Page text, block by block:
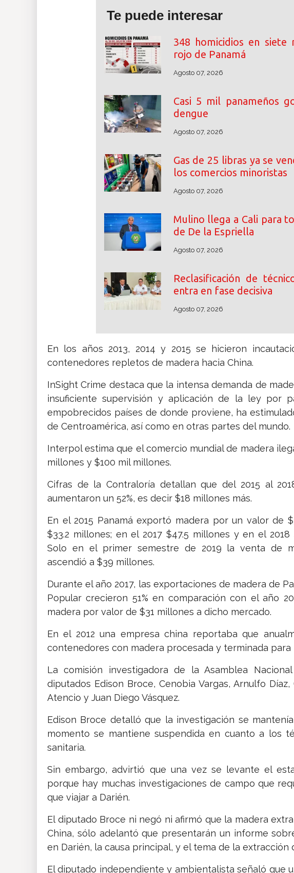
Te puede interesar
348 homicidios en siete
rojo de Panamá
Agosto 07, 2026
Casi 5 mil panameños
dengue
Agosto 07, 2026
Gas de 25 libras ya se
los comercios minoristas
Agosto 07, 2026
Mulino llega a Cali para
de De la Espriella
Agosto 07, 2026
Reclasificación de
entra en fase decisiva
Agosto 07, 2026
En los años 2013, 2014 y 2015 se hicieron
contenedores repletos de madera hacia China.
InSight Crime destaca que la intensa demanda de
insuficiente supervisión y aplicación de la ley por
empobrecidos países de donde proviene, ha
de Centroamérica, así como en otras partes del mundo.
Interpol estima que el comercio mundial de madera
millones y $100 mil millones.
Cifras de la Contraloría detallan que del 2015 al
aumentaron un 52%, es decir $18 millones más.
En el 2015 Panamá exportó madera por un valor de
$33.2 millones; en el 2017 $47.5 millones y en el
Solo en el primer semestre de 2019 la venta de
ascendió a $39 millones.
Durante el año 2017, las exportaciones de madera de
Popular crecieron 51% en comparación con el año
madera por valor de $31 millones a dicho mercado.
En el 2012 una empresa china reportaba que
contenedores con madera procesada y terminada para
La comisión investigadora de la Asamblea
diputados Edison Broce, Cenobia Vargas, Arnulfo
Atencio y Juan Diego Vásquez.
Edison Broce detalló que la investigación se
momento se mantiene suspendida en cuanto a los
sanitaria.
Sin embargo, advirtió que una vez se levante el
porque hay muchas investigaciones de campo que
que viajar a Darién.
El diputado Broce ni negó ni afirmó que la madera
China, sólo adelantó que presentarán un informe
en Darién, la causa principal, y el tema de la extracción
El diputado independiente y ambientalista señaló que